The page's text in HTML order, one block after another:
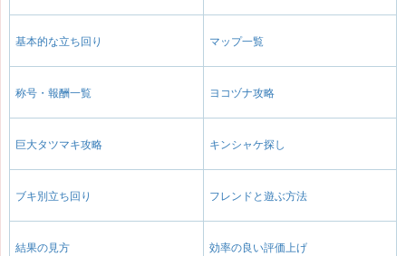
基本的な立ち回り マップ一覧
称号・報酬一覧 ヨコヅナ攻略
巨大タツマキ攻略 キンシャケ探し
ブキ別立ち回り フレンドと遊ぶ方法
結果の見方 効率の良い評価上げ